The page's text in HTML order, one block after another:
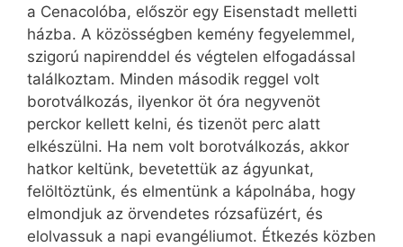
a Cenacolóba, először egy Eisenstadt melletti
házba. A közösségben kemény fegyelemmel,
szigorú napirenddel és végtelen elfogadással
találkoztam. Minden második reggel volt
borotválkozás, ilyenkor öt óra negyvenöt
perckor kellett kelni, és tizenöt perc alatt
elkészülni. Ha nem volt borotválkozás, akkor
hatkor keltünk, bevetettük az ágyunkat,
felöltöztünk, és elmentünk a kápolnába, hogy
elmondjuk az örvendetes rózsafüzért, és
elolvassuk a napi evangéliumot. Étkezés közben